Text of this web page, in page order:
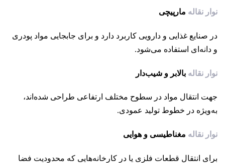
نوار نقاله مارپیچی
در صنایع غذایی و دارویی کاربرد دارد و برای جابجایی مواد پودری
و دانه‌ای استفاده می‌شود.
نوار نقاله بالابر و شیب‌دار
جهت انتقال مواد در سطوح مختلف ارتفاعی طراحی شده‌اند،
به‌ویژه در خطوط تولید عمودی.
نوار نقاله مغناطیسی و هوایی
برای انتقال قطعات فلزی یا در کارخانه‌هایی که محدودیت فضا